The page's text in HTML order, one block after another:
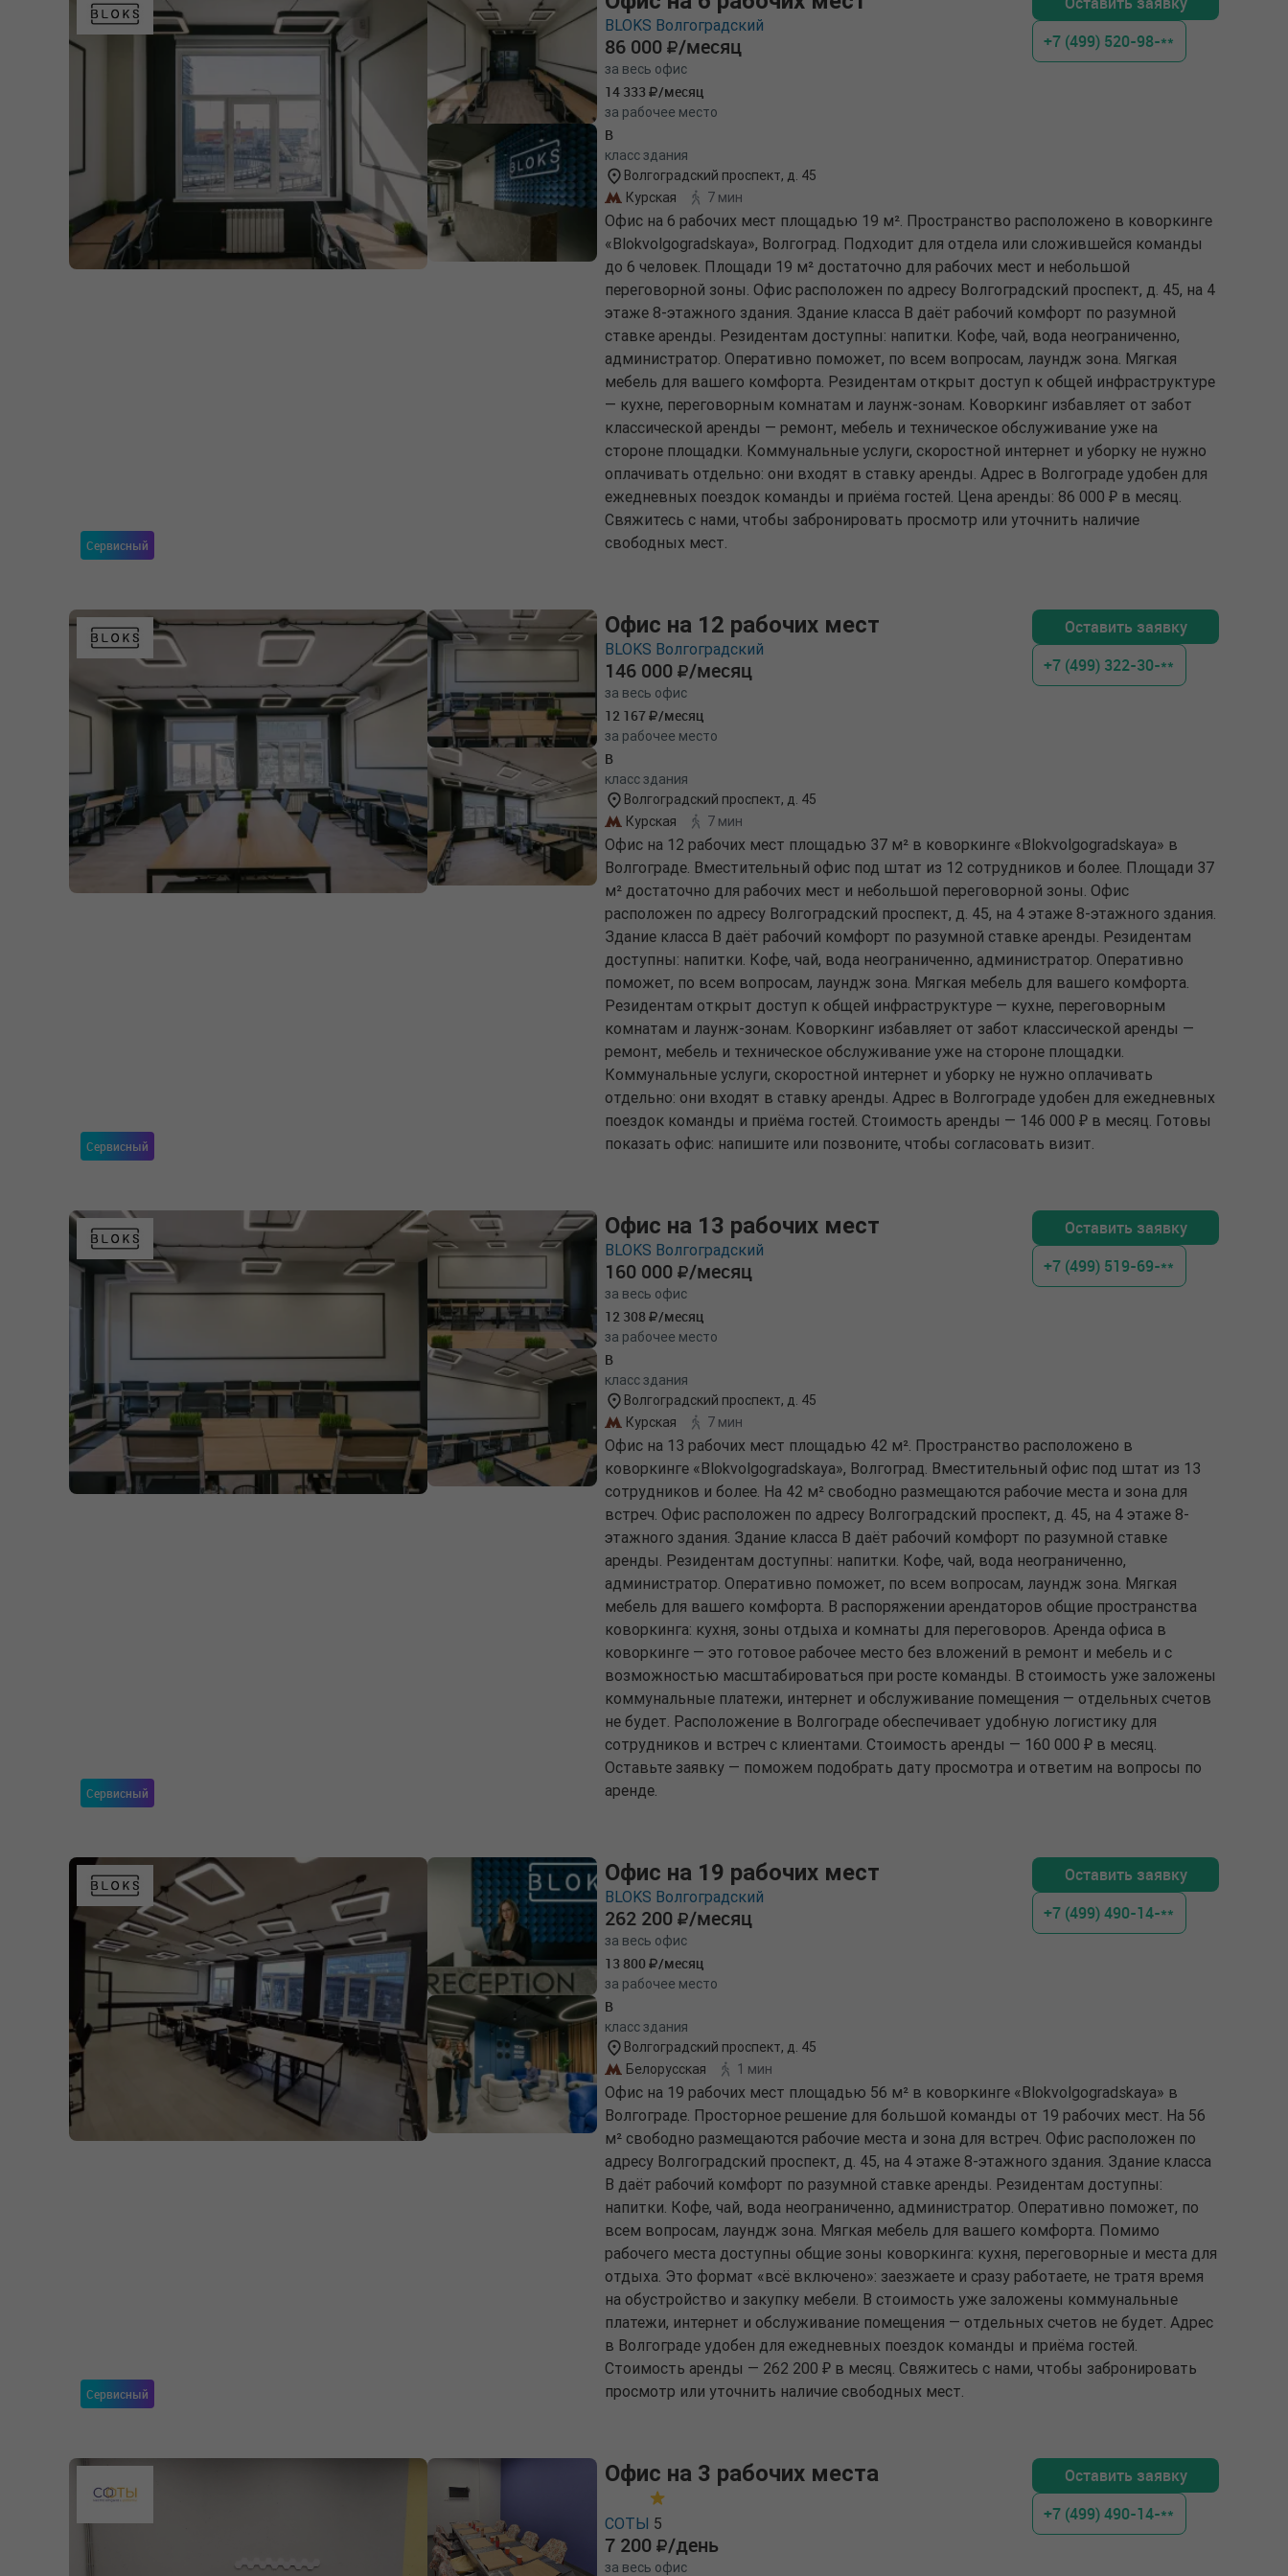
Сервисный
BLOKS Волгоградский
86 000 /месяц
за весь офис
14 333 /месяц
за рабочее место
B
класс здания
Волгоградский проспект, д. 45
Курская
7 мин
Офис на 6 рабочих мест площадью 19 м². Пространство расположено в коворкинге
«Blokvolgogradskaya», Волгоград. Подходит для отдела или сложившейся команды
до 6 человек. Площади 19 м² достаточно для рабочих мест и небольшой
переговорной зоны. Офис расположен по адресу Волгоградский проспект, д. 45, на 4
этаже 8-этажного здания. Здание класса B даёт рабочий комфорт по разумной
ставке аренды. Резидентам доступны: напитки. Кофе, чай, вода неограниченно,
администратор. Оперативно поможет, по всем вопросам, лаундж зона. Мягкая
мебель для вашего комфорта. Резидентам открыт доступ к общей инфраструктуре
— кухне, переговорным комнатам и лаунж-зонам. Коворкинг избавляет от забот
классической аренды — ремонт, мебель и техническое обслуживание уже на
стороне площадки. Коммунальные услуги, скоростной интернет и уборку не нужно
оплачивать отдельно: они входят в ставку аренды. Адрес в Волгограде удобен для
ежедневных поездок команды и приёма гостей. Цена аренды: 86 000 ₽ в месяц.
Свяжитесь с нами, чтобы забронировать просмотр или уточнить наличие
свободных мест.
+7 (499) 520-98-**
Сервисный
Офис на 12 рабочих мест
BLOKS Волгоградский
146 000 /месяц
за весь офис
12 167 /месяц
за рабочее место
B
класс здания
Волгоградский проспект, д. 45
Курская
7 мин
Офис на 12 рабочих мест площадью 37 м² в коворкинге «Blokvolgogradskaya» в
Волгограде. Вместительный офис под штат из 12 сотрудников и более. Площади 37
м² достаточно для рабочих мест и небольшой переговорной зоны. Офис
расположен по адресу Волгоградский проспект, д. 45, на 4 этаже 8-этажного здания.
Здание класса B даёт рабочий комфорт по разумной ставке аренды. Резидентам
доступны: напитки. Кофе, чай, вода неограниченно, администратор. Оперативно
поможет, по всем вопросам, лаундж зона. Мягкая мебель для вашего комфорта.
Резидентам открыт доступ к общей инфраструктуре — кухне, переговорным
комнатам и лаунж-зонам. Коворкинг избавляет от забот классической аренды —
ремонт, мебель и техническое обслуживание уже на стороне площадки.
Коммунальные услуги, скоростной интернет и уборку не нужно оплачивать
отдельно: они входят в ставку аренды. Адрес в Волгограде удобен для ежедневных
поездок команды и приёма гостей. Стоимость аренды — 146 000 ₽ в месяц. Готовы
показать офис: напишите или позвоните, чтобы согласовать визит.
Оставить заявку
+7 (499) 322-30-**
Сервисный
Офис на 13 рабочих мест
BLOKS Волгоградский
160 000 /месяц
за весь офис
12 308 /месяц
за рабочее место
B
класс здания
Волгоградский проспект, д. 45
Курская
7 мин
Офис на 13 рабочих мест площадью 42 м². Пространство расположено в
коворкинге «Blokvolgogradskaya», Волгоград. Вместительный офис под штат из 13
сотрудников и более. На 42 м² свободно размещаются рабочие места и зона для
встреч. Офис расположен по адресу Волгоградский проспект, д. 45, на 4 этаже 8-
этажного здания. Здание класса B даёт рабочий комфорт по разумной ставке
аренды. Резидентам доступны: напитки. Кофе, чай, вода неограниченно,
администратор. Оперативно поможет, по всем вопросам, лаундж зона. Мягкая
мебель для вашего комфорта. В распоряжении арендаторов общие пространства
коворкинга: кухня, зоны отдыха и комнаты для переговоров. Аренда офиса в
коворкинге — это готовое рабочее место без вложений в ремонт и мебель и с
возможностью масштабироваться при росте команды. В стоимость уже заложены
коммунальные платежи, интернет и обслуживание помещения — отдельных счетов
не будет. Расположение в Волгограде обеспечивает удобную логистику для
сотрудников и встреч с клиентами. Стоимость аренды — 160 000 ₽ в месяц.
Оставьте заявку — поможем подобрать дату просмотра и ответим на вопросы по
аренде.
Оставить заявку
+7 (499) 519-69-**
Сервисный
Офис на 19 рабочих мест
BLOKS Волгоградский
262 200 /месяц
за весь офис
13 800 /месяц
за рабочее место
B
класс здания
Волгоградский проспект, д. 45
Белорусская
1 мин
Офис на 19 рабочих мест площадью 56 м² в коворкинге «Blokvolgogradskaya» в
Волгограде. Просторное решение для большой команды от 19 рабочих мест. На 56
м² свободно размещаются рабочие места и зона для встреч. Офис расположен по
адресу Волгоградский проспект, д. 45, на 4 этаже 8-этажного здания. Здание класса
B даёт рабочий комфорт по разумной ставке аренды. Резидентам доступны:
напитки. Кофе, чай, вода неограниченно, администратор. Оперативно поможет, по
всем вопросам, лаундж зона. Мягкая мебель для вашего комфорта. Помимо
рабочего места доступны общие зоны коворкинга: кухня, переговорные и места для
отдыха. Это формат «всё включено»: заезжаете и сразу работаете, не тратя время
на обустройство и закупку мебели. В стоимость уже заложены коммунальные
платежи, интернет и обслуживание помещения — отдельных счетов не будет. Адрес
в Волгограде удобен для ежедневных поездок команды и приёма гостей.
Стоимость аренды — 262 200 ₽ в месяц. Свяжитесь с нами, чтобы забронировать
просмотр или уточнить наличие свободных мест.
Оставить заявку
+7 (499) 490-14-**
Офис на 3 рабочих места
СОТЫ 5
7 200 /день
за весь офис
Оставить заявку
+7 (499) 490-14-**